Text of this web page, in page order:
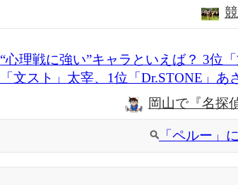
“心理戦に強い”キャラといえば？ 3位
「文スト」太宰、1位「Dr.STONE」あ
岡山で『名探
「ペルー」